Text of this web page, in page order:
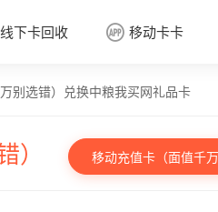
线下卡回收  移动卡卡
别选错）兑换中粮我买网礼品卡
移动充值卡（面值千